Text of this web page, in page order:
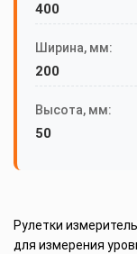
400
Ширина, мм:
200
Высота, мм:
50
Рулетки
для измерения